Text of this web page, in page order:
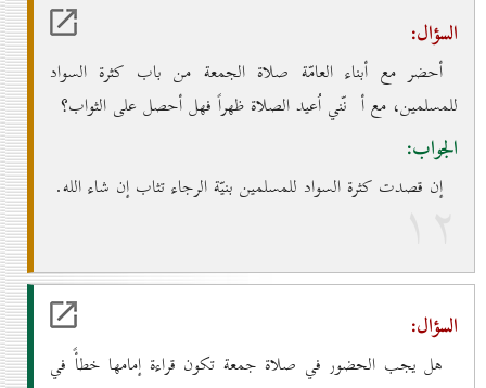
السؤال:
أحضر مع أبناء العامّة صلاة الجمعة من باب كثرة السواد
للمسلمين، مع أ نّني اُعيد الصلاة ظهراً فهل أحصل على الثواب؟
الجواب:
إن قصدت كثرة السواد للمسلمين بنيّة الرجاء تثاب إن شاء الله.
۱۲
السؤال:
هل يجب الحضور في صلاة جمعة تكون قراءة إمامها خطأً في